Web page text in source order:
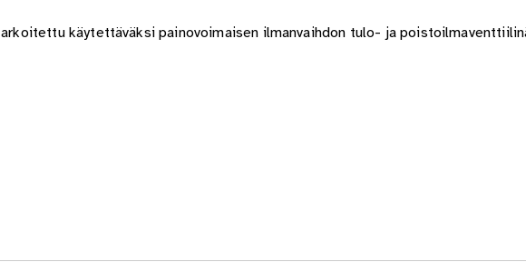
käytettäväksi painovoimaisen ilmanvaihdon tulo- ja